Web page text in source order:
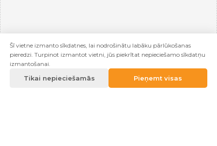
Šī vietne izmanto sīkdatnes, lai nodrošinātu labāku pārlūkošanas
pieredzi. Turpinot izmantot vietni, jūs piekrītat nepieciešamo sīkdatņu
izmantošanai.
Tikai nepieciešamās Pieņemt visas